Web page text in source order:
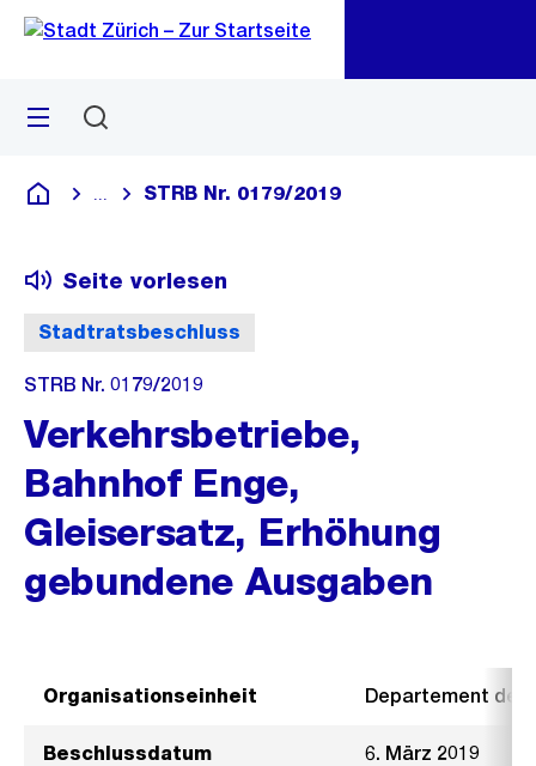
Navigation
Sprunglink
Menü
Deutsch
Blende alle Breadcrumbs ein
STRB Nr. 0179/2019
Stadtratsbeschluss
Seite vorlesen
STRB Nr. 0179/2019
Verkehrsbetriebe,
Bahnhof Enge,
Gleisersatz, Erhöhung
gebundene Ausgaben
Organisationseinheit Departement der
Beschlussdatum 6. März 2019